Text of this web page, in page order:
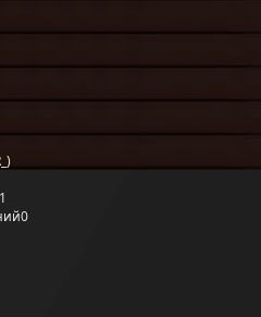
0